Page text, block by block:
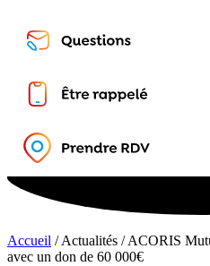
Accueil /Actualités /ACORIS
avec un don de 60 000€